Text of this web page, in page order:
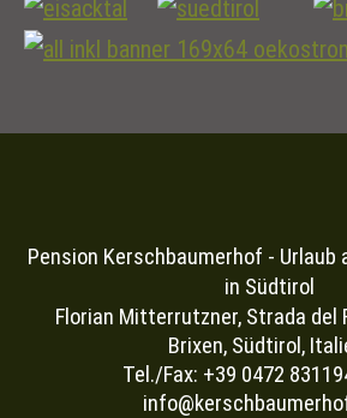
Pension Kerschbaumerhof - Urlaub
in Südtirol
Florian Mitterrutzner, Strada del
Brixen, Südtirol,
Tel./Fax: +39 0472